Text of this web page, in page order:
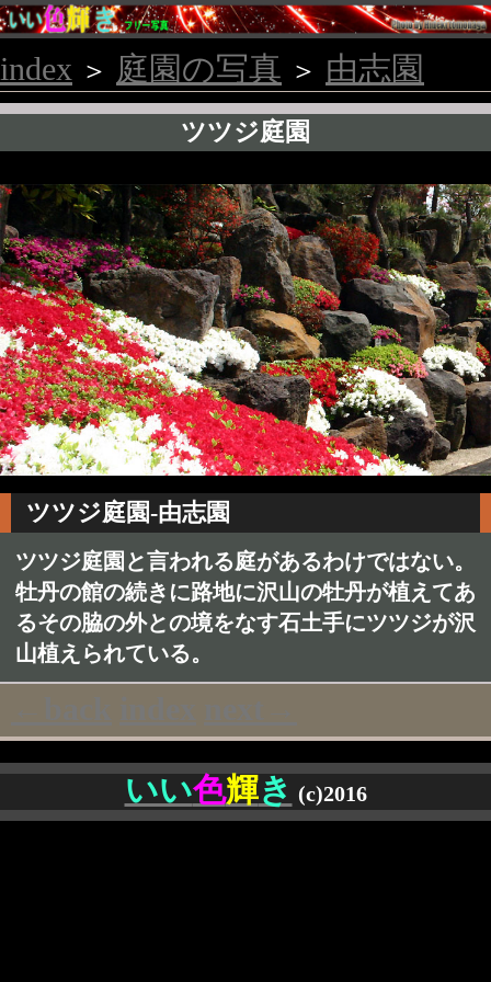
index ＞ 庭園の写真 ＞ 由志園
ツツジ庭園
ツツジ庭園-由志園
ツツジ庭園と言われる庭があるわけではない。
牡丹の館の続きに路地に沢山の牡丹が植えてあ
るその脇の外との境をなす石土手にツツジが沢
山植えられている。
いい色輝き (c)2016